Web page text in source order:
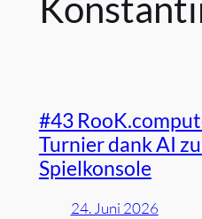
#43
Turnier dank AI
Spielkonsole
24. Juni 2026